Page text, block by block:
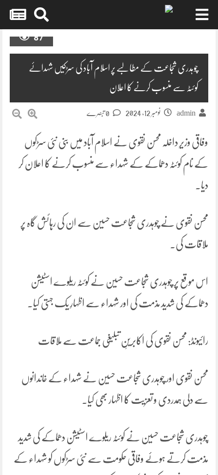
87
چوہدری شجاعت کے مطالبے پر اسلام آباد کی سڑکیں شہدائے
کوئٹہ سے منسوب کرنے کا اعلان
admin نومبر 12, 2024
وفاقی وزیرِ داخلہ محسن نقوی نے اسلام آباد میں بنی نئی سڑکوں
کے نام کوئٹہ دھماکے کے شہداء سے منسوب کرنے کا اعلان کر
دیا۔
محسن نقوی نے چوہدری شجاعت حسین سے ان کی رہائش گاہ پر
ملاقات کی۔
اس موقع پر چوہدری شجاعت حسین نے کوئٹہ ریلوے اسٹیشن
دھماکے کی شدید مذمت کی اور شہداء سے اظہارِ یک جہتی کیا۔
رائیونڈ: محسن نقوی کی اکابرینِ تبلیغی جماعت سے ملاقات
محسن نقوی اور چوہدری شجاعت حسین نے شہداء کے خاندانوں
سے دلی ہمدردی و تعزیت کا اظہار بھی کیا۔
چوہدری شجاعت حسین نے کوئٹہ ریلوے اسٹیشن دھماکے کی شدید
مذمت کرتے ہوئے وفاقی حکومت سے نئی سڑکوں کو شہداء کے